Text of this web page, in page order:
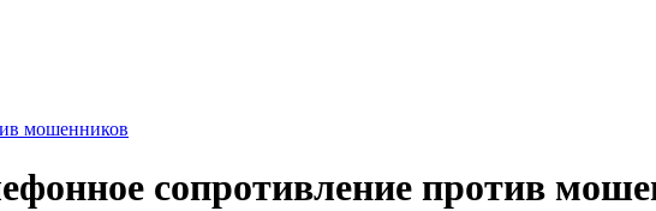
мошенников
сопротивление против